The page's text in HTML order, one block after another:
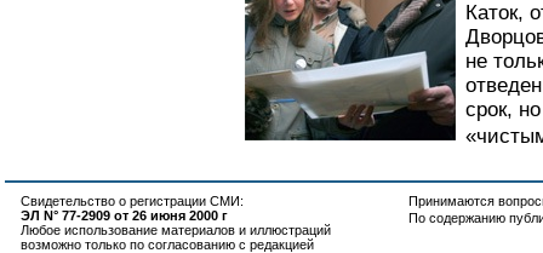
Каток,
не
срок,
Свидетельство о регистрации СМИ:
ЭЛ N° 77-2909 от 26 июня 2000 г
Любое использование материалов и иллюстраций
возможно только по согласованию с редакцией
Принимаются
По содержанию